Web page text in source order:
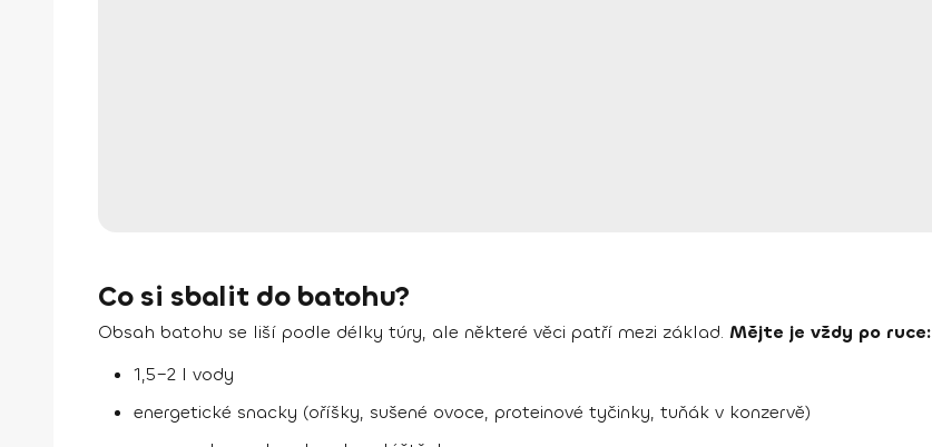
Co si sbalit do batohu?
Obsah batohu se liší podle délky túry, ale některé věci patří mezi základ. Mějte je vždy po ruce:
1,5–2 l vody
energetické snacky (oříšky, sušené ovoce, proteinové tyčinky, tuňák v konzervě)